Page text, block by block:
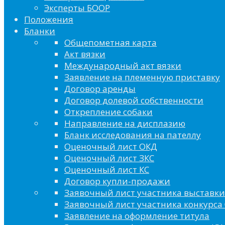
Эксперты БООР
Положения
Бланки
Общепометная карта
Акт вязки
Международный акт вязки
Заявление на племенную приставку
Договор аренды
Договор долевой собственности
Открепление собаки
Направление на дисплазию
Бланк исследования на пателлу
Оценочный лист ОКД
Оценочный лист ЗКС
Оценочный лист КС
Договор купли-продажи
Заявочный лист участника выставки
Заявочный лист участника конкурса
Заявление на оформление титула